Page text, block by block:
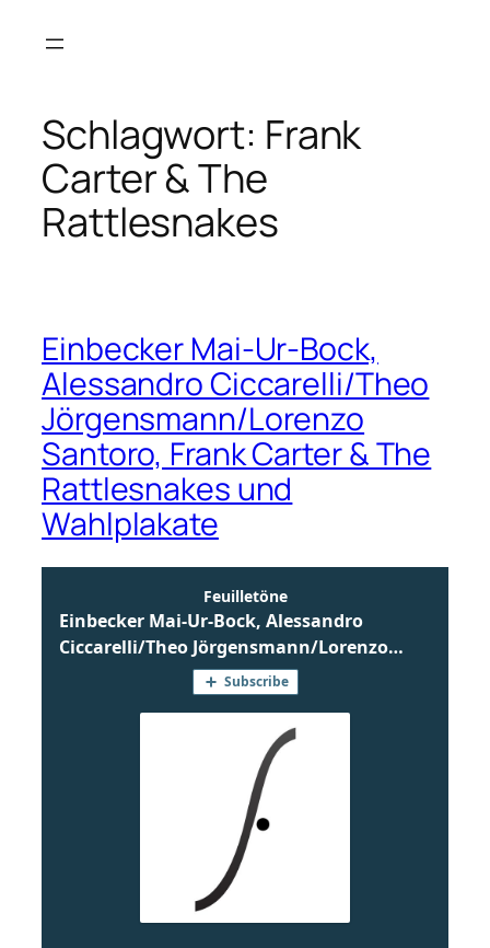
Inhalt
Schlagwort: Frank
Carter & The
Rattlesnakes
Einbecker Mai-Ur-Bock,
Alessandro Ciccarelli/Theo
Jörgensmann/Lorenzo
Santoro, Frank Carter & The
Rattlesnakes und
Wahlplakate